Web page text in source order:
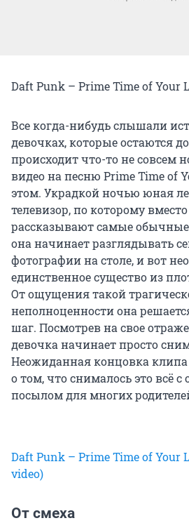
Daft Punk – Prime Time of Your
Все когда-нибудь слышали
девочках, которые остаются
происходит что-то не совсем
видео на песню Prime Time of
этом. Украдкой ночью юная
телевизор, по которому
рассказывают самые
она начинает разглядывать
фотографии на столе, и вот
единственное существо из
От ощущения такой
неполноценности она
шаг. Посмотрев на свое
девочка начинает просто
Неожиданная концовка
о том, что снималось это всё
посылом для многих
Daft Punk – Prime Time of Your
video)
От смеха